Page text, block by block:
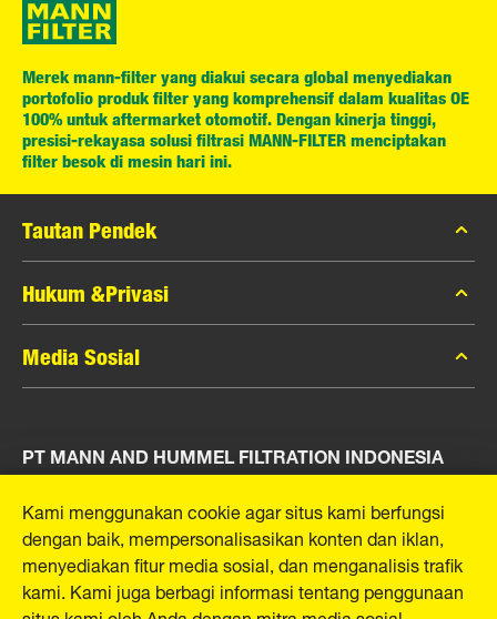
Merek mann-filter yang diakui secara global menyediakan
portofolio produk filter yang komprehensif dalam kualitas OE
100% untuk aftermarket otomotif. Dengan kinerja tinggi,
presisi-rekayasa solusi filtrasi MANN-FILTER menciptakan
filter besok di mesin hari ini.
Tautan Pendek
Katalog MANN-FILTER
Pencari MANN-FILTER
Peras
Hukum &Privasi
Privasi Data
Pemberitahuan Hukum
Media Sosial
Instagram
YouTube
PT MANN AND HUMMEL FILTRATION INDONESIA
Puri Indah Financial Tower, Unit 107
Jl. Puri Lingkar Dalam, RT01/RW02
Kembangan Selatan
Kecamatan Kembangan
West Jakarta 11610, Indonesia
Kami menggunakan cookie agar situs kami berfungsi
dengan baik, mempersonalisasikan konten dan iklan,
menyediakan fitur media sosial, dan menganalisis trafik
kami. Kami juga berbagi informasi tentang penggunaan